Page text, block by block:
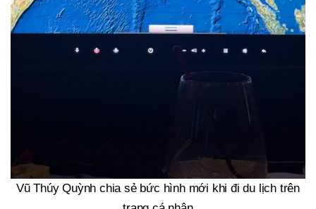
Vũ Thúy Quỳnh chia sẻ bức hình mới khi đi du lịch trên